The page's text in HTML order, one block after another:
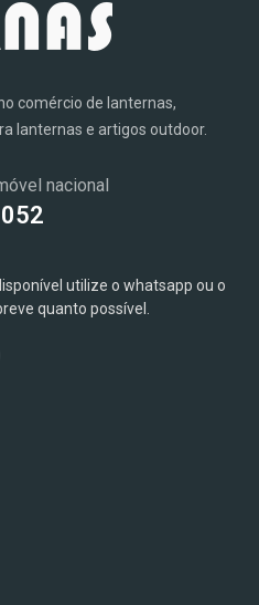
comércio de lanternas,
lanternas e artigos outdoor.
nacional
utilize o whatsapp ou o
quanto possível.